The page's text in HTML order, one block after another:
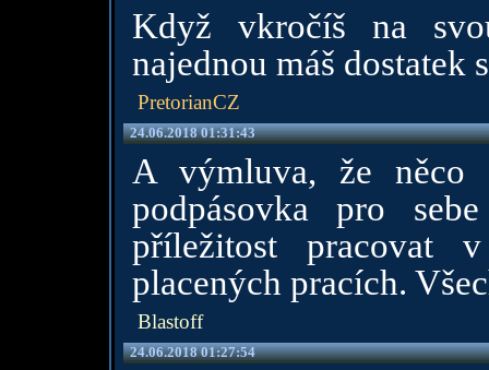
Když vkročíš na
najednou máš dostatek
PretorianCZ
24.06.2018 01:31:43
A výmluva, že něco
podpásovka pro
příležitost pracovat
placených pracích.
Blastoff
24.06.2018 01:27:54